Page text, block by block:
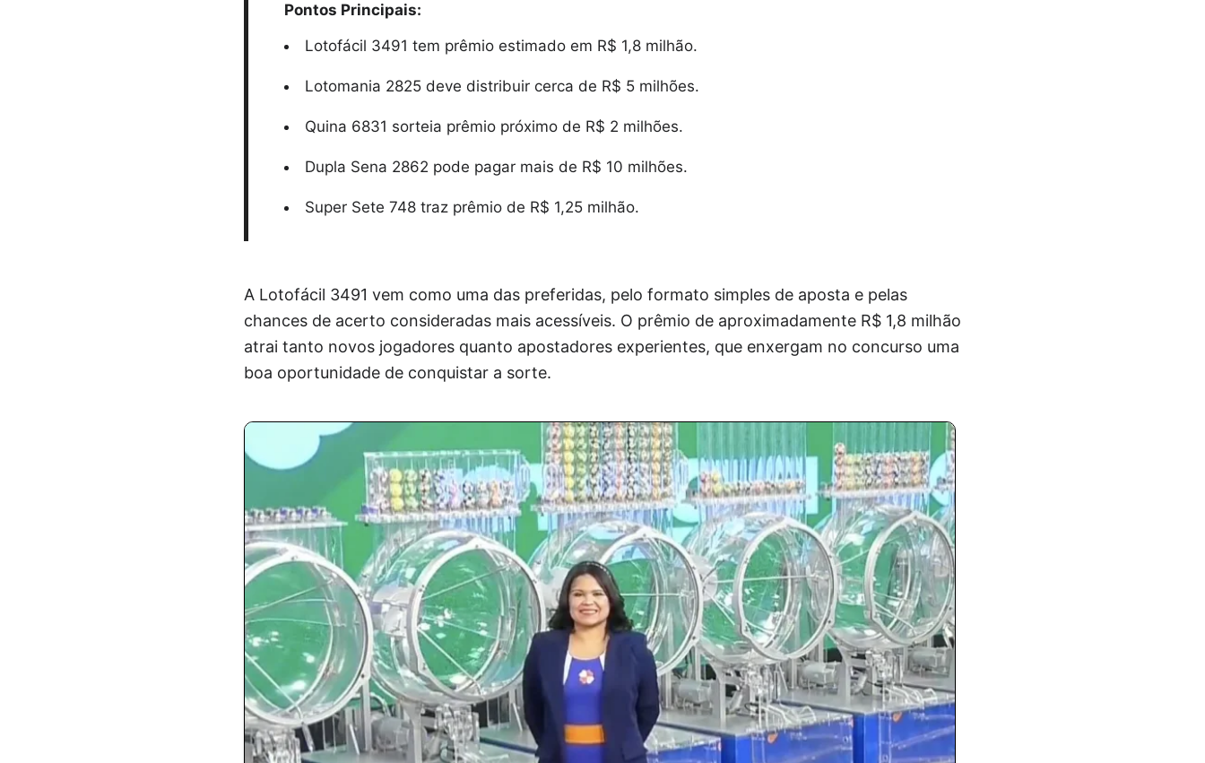
Pontos Principais:
Lotofácil 3491 tem prêmio estimado em R$ 1,8 milhão.
Lotomania 2825 deve distribuir cerca de R$ 5 milhões.
Quina 6831 sorteia prêmio próximo de R$ 2 milhões.
Dupla Sena 2862 pode pagar mais de R$ 10 milhões.
Super Sete 748 traz prêmio de R$ 1,25 milhão.
A Lotofácil 3491 vem como uma das preferidas, pelo formato simples de aposta e pelas
chances de acerto consideradas mais acessíveis. O prêmio de aproximadamente R$ 1,8 milhão
atrai tanto novos jogadores quanto apostadores experientes, que enxergam no concurso uma
boa oportunidade de conquistar a sorte.